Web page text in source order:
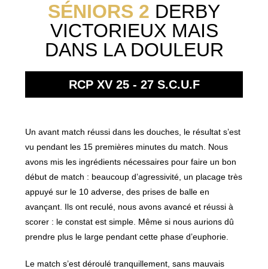
SÉNIORS 2 DERBY
VICTORIEUX MAIS
DANS LA DOULEUR
RCP XV 25 - 27 S.C.U.F
Un avant match réussi dans les douches, le résultat s’est
vu pendant les 15 premières minutes du match. Nous
avons mis les ingrédients nécessaires pour faire un bon
début de match : beaucoup d’agressivité, un placage très
appuyé sur le 10 adverse, des prises de balle en
avançant. Ils ont reculé, nous avons avancé et réussi à
scorer : le constat est simple. Même si nous aurions dû
prendre plus le large pendant cette phase d’euphorie.
Le match s’est déroulé tranquillement, sans mauvais